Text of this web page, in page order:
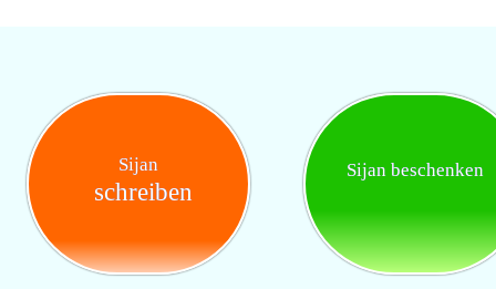
Sijan
schreiben
Sijan beschenken